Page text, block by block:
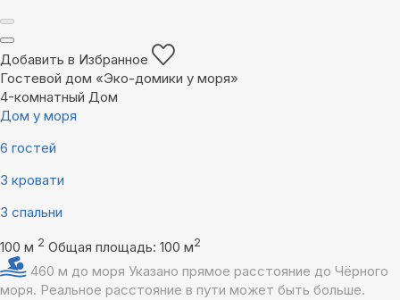
Добавить в Избранное
Гостевой дом «Эко-домики у моря»
4-комнатный Дом
Дом у моря
6 гостей
3 кровати
3 спальни
100 м 2 Общая площадь: 100 м2
460 м до моря Указано прямое расстояние до Чёрного
моря. Реальное расстояние в пути может быть больше.